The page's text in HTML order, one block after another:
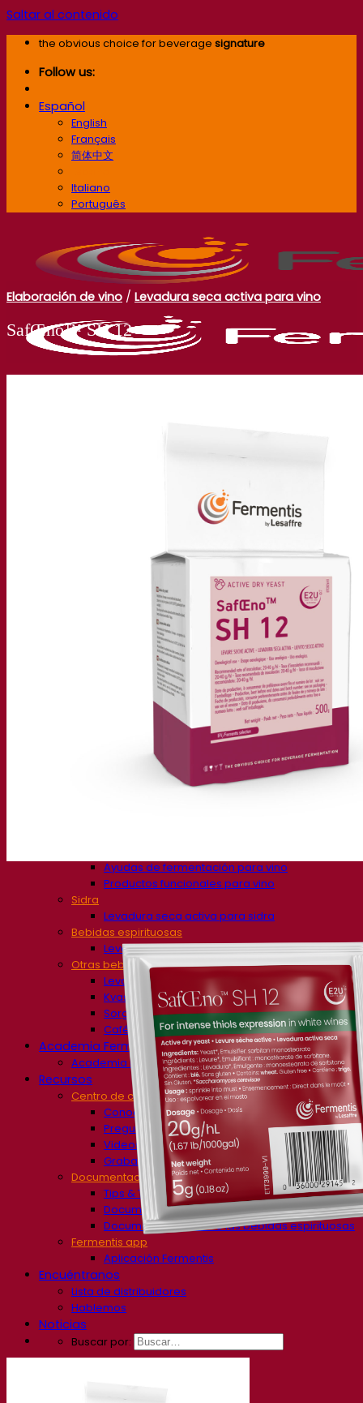
Saltar al contenido
the obvious choice for beverage signature
Follow us:
Español
English
Français
简体中文
Italiano
Português
Un equipo apasionado
Apoyando la creatividad
Caracterización del producto
Desarrollo de productos
Nuestras marcas
SafYeast™
Academia Fermentis
Toll manufacturing
Catas de bebidas
Soluciones de fermentación
Levadura cervecera seca activa
Bacterias
Auxiliares de fermentación para cerveza
Productos funcionales para cerveza
Ayudas de fermentación para vino
Productos funcionales para vino
Sidra
Levadura seca activa para sidra
Bebidas espirituosas
Levadura seca activa para espirituosos
Otras bebidas
Levadura seca activa para otros
Kvas
Sorghum
Café
Academia Fermentis
Academia Fermentis
Recursos
Centro de conocimiento
Conocimientos expertos
Preguntas frecuentes (FAQ)
Videos
Grabaciones de seminarios web
Documentación
Tips & Tricks para cervezas
Documentación vitivinícola
Documentación sobre las bebidas espirituosas
Fermentis app
Aplicación Fermentis
Encuéntranos
Lista de distribuidores
Hablemos
Noticias
Buscar por:
Elaboración de vino / Levadura seca activa para vino
SafŒno™ SH 12